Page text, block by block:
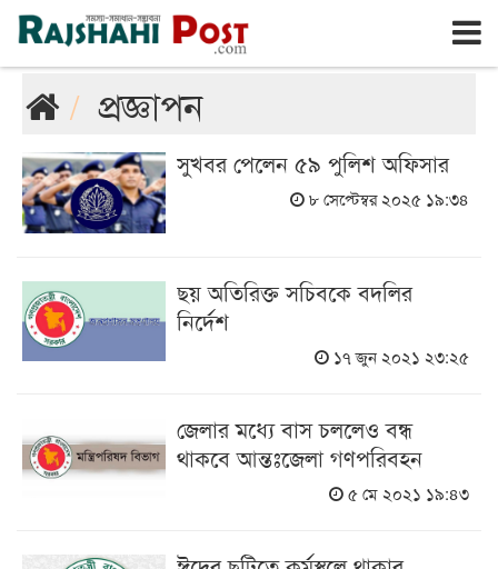
রাজশাহী রবিবার, ৯ই আগস্ট ২০২৬, ২৫শে শ্রাবণ ১৪৩৩
প্রজ্ঞাপন
সুখবর পেলেন ৫৯ পুলিশ অফিসার
৮ সেপ্টেম্বর ২০২৫ ১৯:৩৪
ছয় অতিরিক্ত সচিবকে বদলির
নির্দেশ
১৭ জুন ২০২১ ২৩:২৫
জেলার মধ্যে বাস চললেও বন্ধ
থাকবে আন্তঃজেলা গণপরিবহন
৫ মে ২০২১ ১৯:৪৩